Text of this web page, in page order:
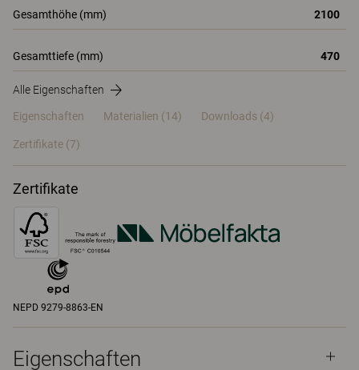
Gesamthöhe (mm) 2100
Gesamttiefe (mm) 470
Alle Eigenschaften
Eigenschaften Materialien (14) Downloads (4)
Zertifikate (7)
Zertifikate
NEPD 9279-8863-EN
Eigenschaften